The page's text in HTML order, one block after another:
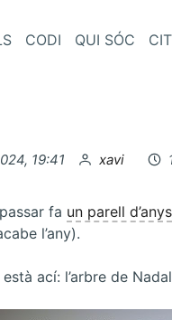
CODI QUI SÓC
19:41 per
xavi
fa un parell d’anys
l’any).
ací: l’arbre de